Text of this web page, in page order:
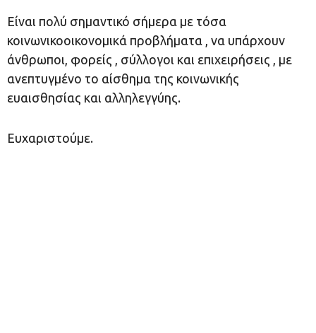
Είναι πολύ σημαντικό σήμερα με τόσα
κοινωνικοοικονομικά προβλήματα , να υπάρχουν
άνθρωποι, φορείς , σύλλογοι και επιχειρήσεις , με
ανεπτυγμένο το αίσθημα της κοινωνικής
ευαισθησίας και αλληλεγγύης.
Ευχαριστούμε.